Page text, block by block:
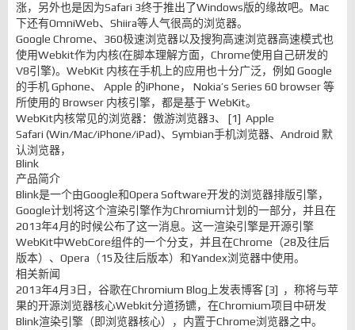
涨，另外也是因为Safari 3终于推出了Windows版的缘故吧。Mac
下还有OmniWeb、Shiira等人气很高的浏览器。
Google Chrome、360极速浏览器以及搜狗高速浏览器高速模式也
使用Webkit作为内核(在脚本理解方面，Chrome使用自己研发的
V8引擎)。WebKit 内核在手机上的应用也十分广泛，例如 Google
的手机 Gphone、 Apple 的iPhone， Nokia’s Series 60 browser 等
所使用的 Browser 内核引擎，都是基于 WebKit。
WebKit内核常见的浏览器：傲游浏览器3、 [1] Apple
Safari (Win/Mac/iPhone/iPad)、Symbian手机浏览器、Android 默
认浏览器，
Blink
产品简介
Blink是一个由Google和Opera Software开发的浏览器排版引擎，
Google计划将这个渲染引擎作为Chromium计划的一部分，并且在
2013年4月的时候公布了这一消息。这一渲染引擎是开源引擎
WebKit中WebCore组件的一个分支，并且在Chrome（28及往后
版本）、Opera（15及往后版本）和Yandex浏览器中使用。
相关新闻
2013年4月3日，谷歌在Chromium Blog上发表博客 [3] ，称将与苹
果的开源浏览器核心Webkit分道扬镳，在Chromium项目中研发
Blink渲染引擎（即浏览器核心），内置于Chrome浏览器之中。